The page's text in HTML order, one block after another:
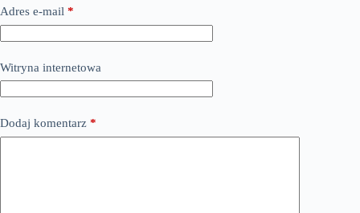
Adres e-mail *
Witryna internetowa
Dodaj komentarz *